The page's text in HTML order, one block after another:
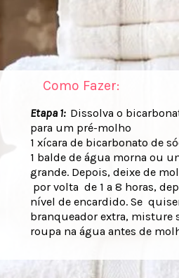
Etapa 1: Dissolva o
para um pré-molho
1 xícara de bicarbonato de
1 balde de água morna ou
grande. Depois, deixe de
por volta de 1 a 8 horas,
nível de encardido. Se
branqueador extra, misture
roupa na água antes de
Como Fazer: